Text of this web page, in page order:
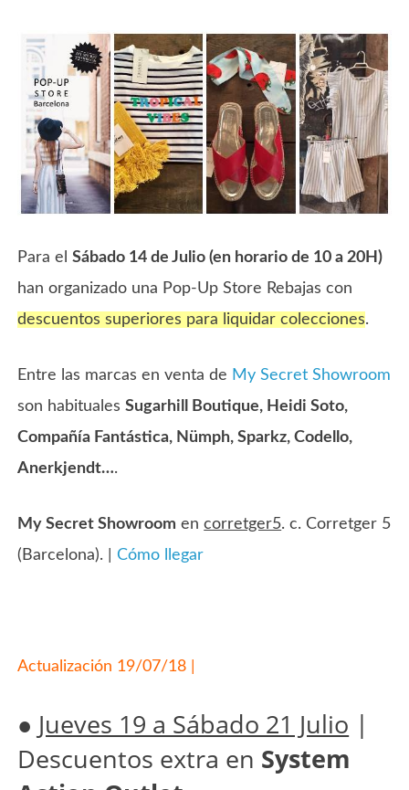
Para elSábado 14 de Julio (en horario de 10 a 20H)
han organizado una Pop-Up Store Rebajas con
descuentos superiores para liquidar colecciones.
Entre las marcas en venta de My Secret Showroom
son habitualesSugarhill Boutique, Heidi Soto,
Compañía Fantástica, Nümph, Sparkz, Codello,
Anerkjendt….
My Secret Showroom encorretger5. c. Corretger 5
(Barcelona). |Cómo llegar
Actualización 19/07/18 |
● Jueves 19 a Sábado 21 Julio |
Descuentos extra en System